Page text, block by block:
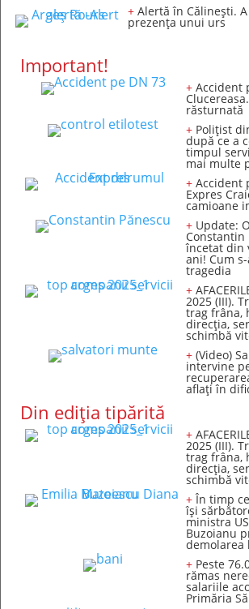
+Alertă în Călinești.
prezența unui urs
Important!
+ Accident
răsturnată
+ Polițist
după ce a
timpul
mai multe
+ Accident
Expres
camioane
+ Update:
Constantin
încetat din
ani! Cum
tragedia
+
2025 (III).
trag frâna,
direcția,
schimbă
+ (Video)
intervine
aflaţi în
Din ediția tipărită
+
2025 (III).
trag frâna,
direcția,
schimbă
+În timp
își
ministra
Buzoianu
demolarea
+ Peste
rămas
salariile
Primăria